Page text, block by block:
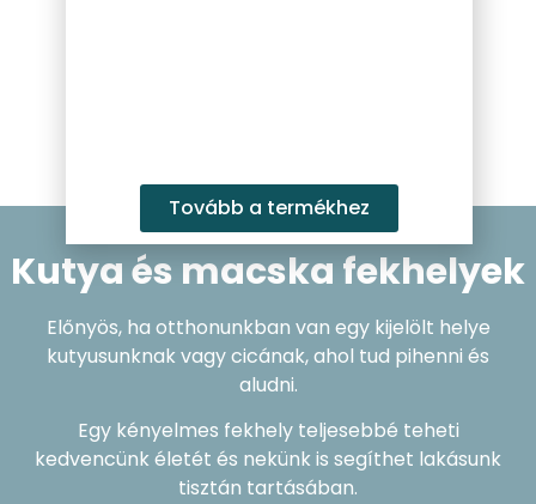
Kutya és macska fekhelyek
Előnyös, ha otthonunkban van egy kijelölt helye
kutyusunknak vagy cicának, ahol tud pihenni és
aludni.
Egy kényelmes fekhely teljesebbé teheti
kedvencünk életét és nekünk is segíthet lakásunk
tisztán tartásában.
Tovább a termékhez